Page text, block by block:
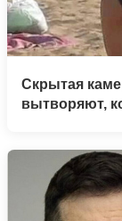
Скрытая
вытворяют,